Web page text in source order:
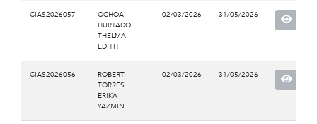
CIAS2026057
OCHOA
HURTADO
THELMA
EDITH
02/03/2026 31/05/2026
CIAS2026056
ROBERT
TORRES
ERIKA
YAZMIN
02/03/2026 31/05/2026